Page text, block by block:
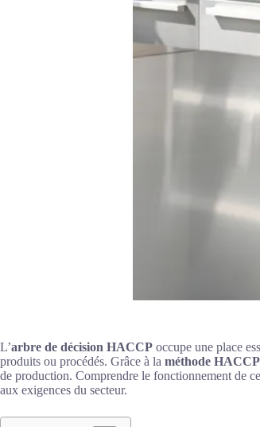
L’arbre de décision HACCP occupe une place
produits ou procédés. Grâce à la méthode HACCP
de production. Comprendre le fonctionnement de
aux exigences du secteur.